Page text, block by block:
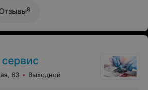
Отзывы8
63 Выходной